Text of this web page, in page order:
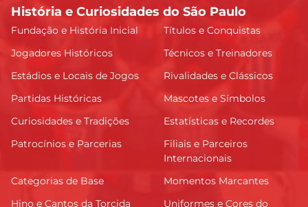
História e Curiosidades do São Paulo
Fundação e História Inicial
Títulos e Conquistas
Jogadores Históricos
Técnicos e Treinadores
Estádios e Locais de Jogos
Rivalidades e Clássicos
Partidas Históricas
Mascotes e Símbolos
Curiosidades e Tradições
Estatísticas e Recordes
Patrocínios e Parcerias
Filiais e Parceiros
Internacionais
Categorias de Base
Momentos Marcantes
Hino e Cantos da Torcida
Uniformes e Cores do